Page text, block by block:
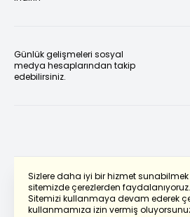
Sizlere daha iyi bir hizmet
sitemizde çerezlerden faydalanıyoruz.
Sitemizi kullanmaya devam ederek
kullanmamıza izin vermiş
Günlük gelişmeleri sosyal
medya hesaplarından takip
edebilirsiniz.
Powered by Translate